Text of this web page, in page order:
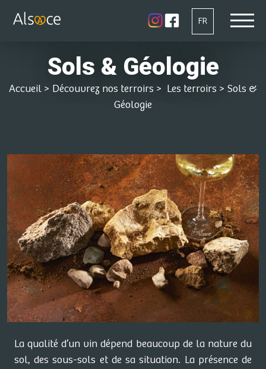
FR
Sols & Géologie
Accueil > Découvrez nos terroirs > Les terroirs > Sols &
Géologie
La qualité d’un vin dépend beaucoup de la nature du
sol, des sous-sols et de sa situation. La présence de